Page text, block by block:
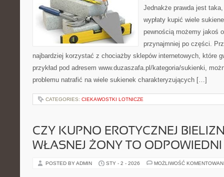
Jednakże prawda jest
wypłaty kupić wiele
pewnością możemy jakoś
przynajmniej po części.
najbardziej korzystać z chociażby sklepów internetowych, które
przykład pod adresem www.duzaszafa.pl/kategoria/sukienki,
problemu natrafić na wiele sukienek charakteryzujących […]
CATEGORIES: CIEKAWOSTKI LOTNICZE
CZY KUPNO EROTYCZNEJ
WŁASNEJ ŻONY TO
POSTED BY ADMIN STY - 2 - 2026 MOŻLIWOŚĆ